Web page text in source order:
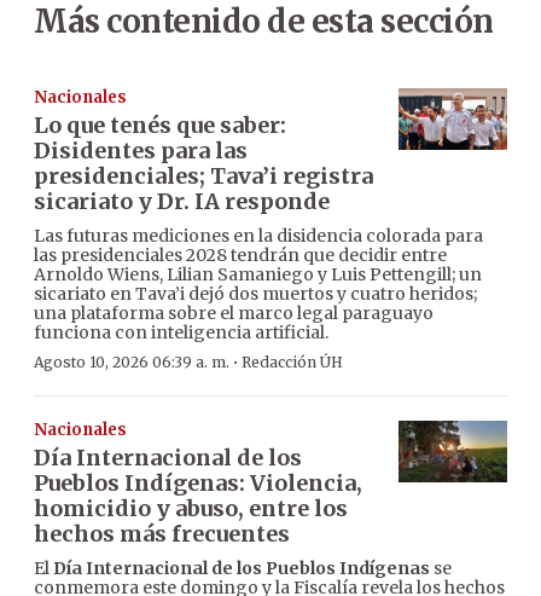
Más contenido de esta sección
Nacionales
Lo que tenés que saber:
Disidentes para las
presidenciales; Tava’i registra
sicariato y Dr. IA responde
Las futuras mediciones en la disidencia colorada para
las presidenciales 2028 tendrán que decidir entre
Arnoldo Wiens, Lilian Samaniego y Luis Pettengill; un
sicariato en Tava’i dejó dos muertos y cuatro heridos;
una plataforma sobre el marco legal paraguayo
funciona con inteligencia artificial.
Agosto 10, 2026 06:39 a. m. · Redacción ÚH
Nacionales
Día Internacional de los
Pueblos Indígenas: Violencia,
homicidio y abuso, entre los
hechos más frecuentes
El Día Internacional de los Pueblos Indígenas se
conmemora este domingo y la Fiscalía revela los hechos